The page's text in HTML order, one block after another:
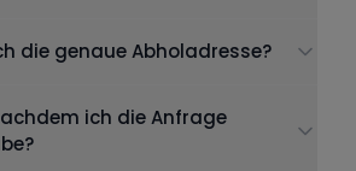
die genaue Abholadresse?
ich die Anfrage